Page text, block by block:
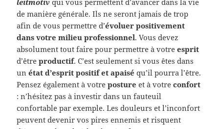
leitmotiv qui vous permettent d’avancer dans la vie
de manière générale. Ils ne seront jamais de trop
afin de vous permettre d’évoluer positivement
dans votre milieu professionnel. Vous devez
absolument tout faire pour permettre à votreesprit
d’êtreproductif. C’est seulement si vous êtes dans
unétat d’esprit positif et apaisé qu’il pourra l’être.
Pensez également à votreposture et à votreconfort
: n’hésitez pas à investir dans un fauteuil
confortable par exemple. Les douleurs et l’inconfort
peuvent devenir vos pires ennemis et risquent